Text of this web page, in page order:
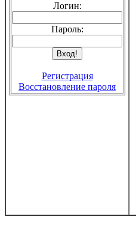
Логин:
Пароль:
Регистрация
Восстановление пароля